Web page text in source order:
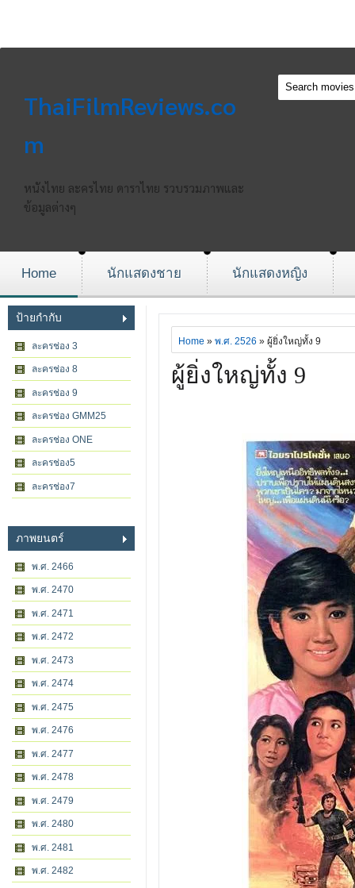
ThaiFilmReviews.co
m
หนังไทย ละครไทย ดาราไทย รวบรวมภาพและ
ข้อมูลต่างๆ
Home นักแสดงชาย นักแสดงหญิง
ป้ายกำกับ
ละครช่อง 3
ละครช่อง 8
ละครช่อง 9
ละครช่อง GMM25
ละครช่อง ONE
ละครช่อง5
ละครช่อง7
ภาพยนตร์
พ.ศ. 2466
พ.ศ. 2470
พ.ศ. 2471
พ.ศ. 2472
พ.ศ. 2473
พ.ศ. 2474
พ.ศ. 2475
พ.ศ. 2476
พ.ศ. 2477
พ.ศ. 2478
พ.ศ. 2479
พ.ศ. 2480
พ.ศ. 2481
พ.ศ. 2482
Home » พ.ศ. 2526 » ผู้ยิ่งใหญ่ทั้ง 9
ผู้ยิ่งใหญ่ทั้ง 9